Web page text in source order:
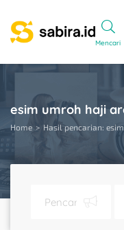
Mencari
esim umroh haji
Home Hasil pencarian: